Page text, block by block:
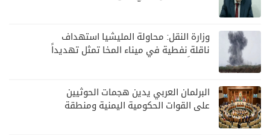
وزارة النقل: محاولة المليشيا استهداف
ناقلة نفطية في ميناء المخا تمثل تهديداً
البرلمان العربي يدين هجمات الحوثيين
على القوات الحكومية اليمنية ومنطقة